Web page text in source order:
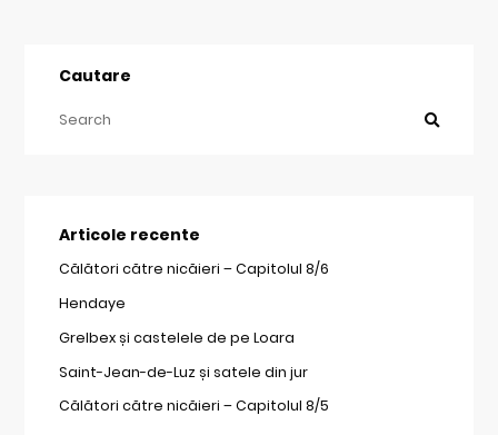
Cautare
Articole recente
Călători către nicăieri – Capitolul 8/6
Hendaye
Grelbex și castelele de pe Loara
Saint-Jean-de-Luz și satele din jur
Călători către nicăieri – Capitolul 8/5